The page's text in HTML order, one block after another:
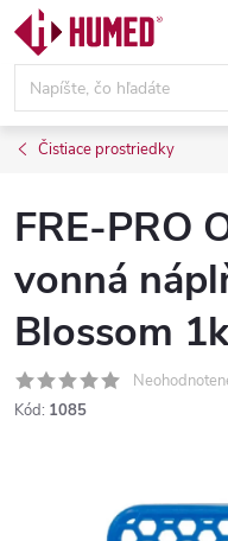
Prejsť
obsah
Čistiace prostriedky
FRE-PRO
vonná
Blossom
Kód: 1085